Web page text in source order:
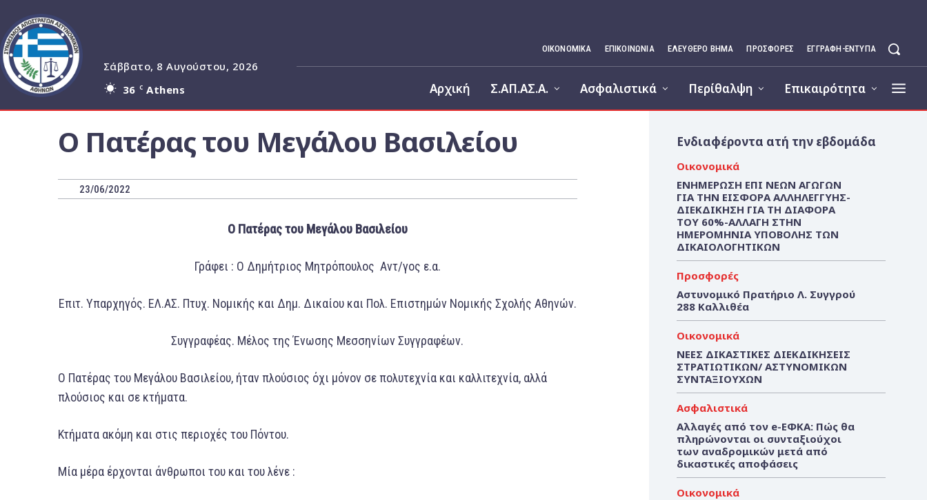
Σάββατο, 8 Αυγούστου, 2026
36 C Athens
ΟΙΚΟΝΟΜΙΚΆ ΕΠΙΚΟΙΝΩΝΊΑ ΕΛΕΥΘΕΡΟ ΒΗΜΑ ΠΡΟΣΦΟΡΕΣ ΕΓΓΡΑΦΉ-ΈΝΤΥΠΑ
Αρχική Σ.ΑΠ.ΑΣ.Α. Ασφαλιστικά Περίθαλψη Επικαιρότητα
Ο Πατέρας του Μεγάλου Βασιλείου
23/06/2022
Ο Πατέρας του Μεγάλου Βασιλείου
Γράφει : Ο Δημήτριος Μητρόπουλος Αντ/γος ε.α.
Επιτ. Υπαρχηγός. ΕΛ.ΑΣ. Πτυχ. Νομικής και Δημ. Δικαίου και Πολ. Επιστημών Νομικής Σχολής Αθηνών.
Συγγραφέας. Μέλος της Ένωσης Μεσσηνίων Συγγραφέων.
Ο Πατέρας του Μεγάλου Βασιλείου, ήταν πλούσιος όχι μόνον σε πολυτεχνία και καλλιτεχνία, αλλά
πλούσιος και σε κτήματα.
Κτήματα ακόμη και στις περιοχές του Πόντου.
Μία μέρα έρχονται άνθρωποι του και του λένε :
Ενδιαφέροντα ατή την εβδομάδα
Οικονομικά
ΕΝΗΜΕΡΩΣΗ ΕΠΙ ΝΕΩΝ ΑΓΩΓΩΝ
ΓΙΑ ΤΗΝ ΕΙΣΦΟΡΑ ΑΛΛΗΛΕΓΓΥΗΣ-
ΔΙΕΚΔΙΚΗΣΗ ΓΙΑ ΤΗ ΔΙΑΦΟΡΑ
ΤΟΥ 60%-ΑΛΛΑΓΗ ΣΤΗΝ
ΗΜΕΡΟΜΗΝΙΑ ΥΠΟΒΟΛΗΣ ΤΩΝ
ΔΙΚΑΙΟΛΟΓΗΤΙΚΩΝ
Προσφορές
Αστυνομικό Πρατήριο Λ. Συγγρού
288 Καλλιθέα
Οικονομικά
ΝΕΕΣ ΔΙΚΑΣΤΙΚΕΣ ΔΙΕΚΔΙΚΗΣΕΙΣ
ΣΤΡΑΤΙΩΤΙΚΩΝ/ ΑΣΤΥΝΟΜΙΚΩΝ
ΣΥΝΤΑΞΙΟΥΧΩΝ
Ασφαλιστικά
Αλλαγές από τον e-ΕΦΚΑ: Πώς θα
πληρώνονται οι συνταξιούχοι
των αναδρομικών μετά από
δικαστικές αποφάσεις
Οικονομικά